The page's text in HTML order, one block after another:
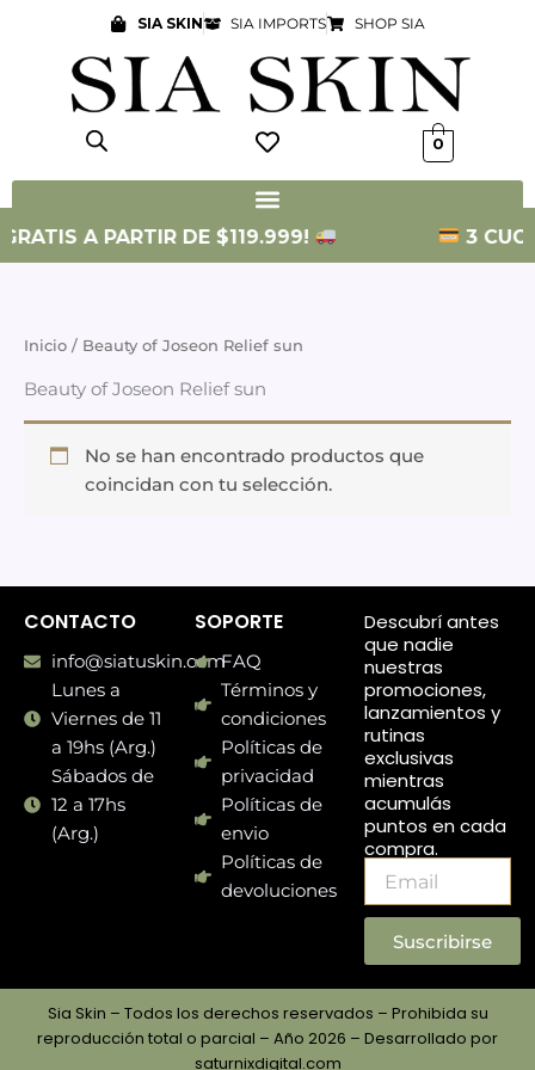
contenido
SIA SKIN SIA IMPORTS SHOP SIA
0
A PARTIR DE $119.999! 3
Inicio / Beauty of Joseon Relief sun
Beauty of Joseon Relief sun
No se han encontrado productos que
coincidan con tu selección.
CONTACTO
info@siatuskin.com
Lunes a
Viernes de 11
a 19hs (Arg.)
Sábados de
12 a 17hs
(Arg.)
SOPORTE
FAQ
Términos y
condiciones
Políticas de
privacidad
Políticas de
envio
Políticas de
devoluciones
Descubrí antes
que nadie
nuestras
promociones,
lanzamientos y
rutinas
exclusivas
mientras
acumulás
puntos en cada
compra.
Suscribirse
Sia Skin – Todos los derechos reservados – Prohibida su
reproducción total o parcial – Año 2026 – Desarrollado por
saturnixdigital.com